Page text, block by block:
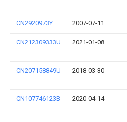
CN2920973Y 2007-07-11
CN212309333U 2021-01-08
CN207158849U 2018-03-30
CN107746123B 2020-04-14